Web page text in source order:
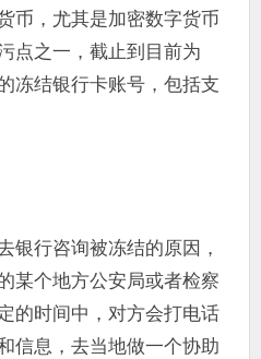
币，尤其是加密数字货币
点之一，截止到目前为
冻结银行卡账号，包括支
银行咨询被冻结的原因，
某个地方公安局或者检察
的时间中，对方会打电话
信息，去当地做一个协助